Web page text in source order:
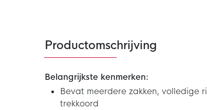
Productomschrijving
Belangrijkste kenmerken:
Bevat meerdere zakken, volledige
trekkoord